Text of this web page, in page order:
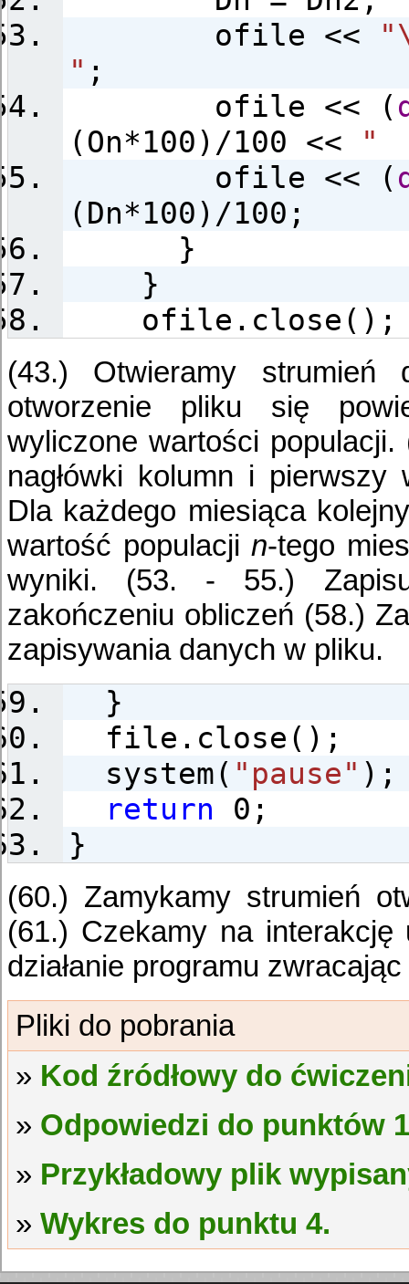
ofile <<
" ;
ofile << (
(On*100)/100 <<
"
ofile << (
(Dn*100)/100;
}
}
ofile.close();
(43.) Otwieramy
otworzenie pliku się
wyliczone wartości
nagłówki kolumn i
Dla każdego miesiąca
wartość populacjin-tego
wyniki. (53. - 55.)
zakończeniu obliczeń (58.)
zapisywania danych w pliku.
}
file.close();
system( "pause" );
return 0;
}
(60.) Zamykamy strumień
(61.) Czekamy na
działanie programu
Kod źródłowy do
Odpowiedzi do punktów
Przykładowy plik
Wykres do punktu 4.